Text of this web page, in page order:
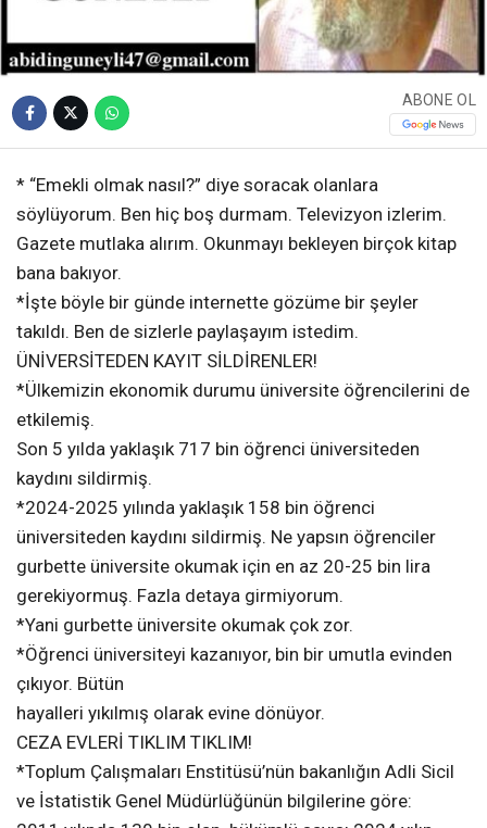
ABONE OL
* “Emekli olmak nasıl?” diye soracak olanlara
söylüyorum. Ben hiç boş durmam. Televizyon izlerim.
Gazete mutlaka alırım. Okunmayı bekleyen birçok kitap
bana bakıyor.
*İşte böyle bir günde internette gözüme bir şeyler
takıldı. Ben de sizlerle paylaşayım istedim.
ÜNİVERSİTEDEN KAYIT SİLDİRENLER!
*Ülkemizin ekonomik durumu üniversite öğrencilerini de
etkilemiş.
Son 5 yılda yaklaşık 717 bin öğrenci üniversiteden
kaydını sildirmiş.
*2024-2025 yılında yaklaşık 158 bin öğrenci
üniversiteden kaydını sildirmiş. Ne yapsın öğrenciler
gurbette üniversite okumak için en az 20-25 bin lira
gerekiyormuş. Fazla detaya girmiyorum.
*Yani gurbette üniversite okumak çok zor.
*Öğrenci üniversiteyi kazanıyor, bin bir umutla evinden
çıkıyor. Bütün
hayalleri yıkılmış olarak evine dönüyor.
CEZA EVLERİ TIKLIM TIKLIM!
*Toplum Çalışmaları Enstitüsü’nün bakanlığın Adli Sicil
ve İstatistik Genel Müdürlüğünün bilgilerine göre: